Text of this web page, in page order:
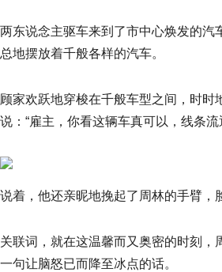
两东说念主驱车来到了市中心焕发的汽
总地摆放着千般各样的汽车。
顾家欢跃地穿梭在千般车型之间，时时
说：“雇主，你看这辆车真可以，线条
说着，他还亲昵地挽起了周林的手臂，
关联词，就在这温馨而又奥密的时刻，
一句让脑怒已而降至冰点的话。